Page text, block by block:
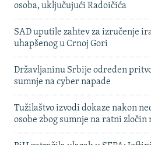
osoba, uključujući Radoičića
SAD uputile zahtev za izručenje
uhapšenog u Crnoj Gori
Državljaninu Srbije određen
sumnje na cyber napade
Tužilaštvo izvodi dokaze nakon
osobe zbog sumnje na ratni zločin